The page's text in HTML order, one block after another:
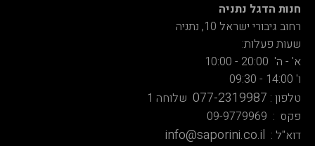
חנות הדגל נתניה
רחוב גיבורי ישראל 10, נתניה
שעות פעלות:
א' - ה' 20:00 - 10:00
ו' 14:00 - 09:30
טלפון : 077-2319987 שלוחה 1
פקס : 09-9779969
דוא"ל : info@saporini.co.il